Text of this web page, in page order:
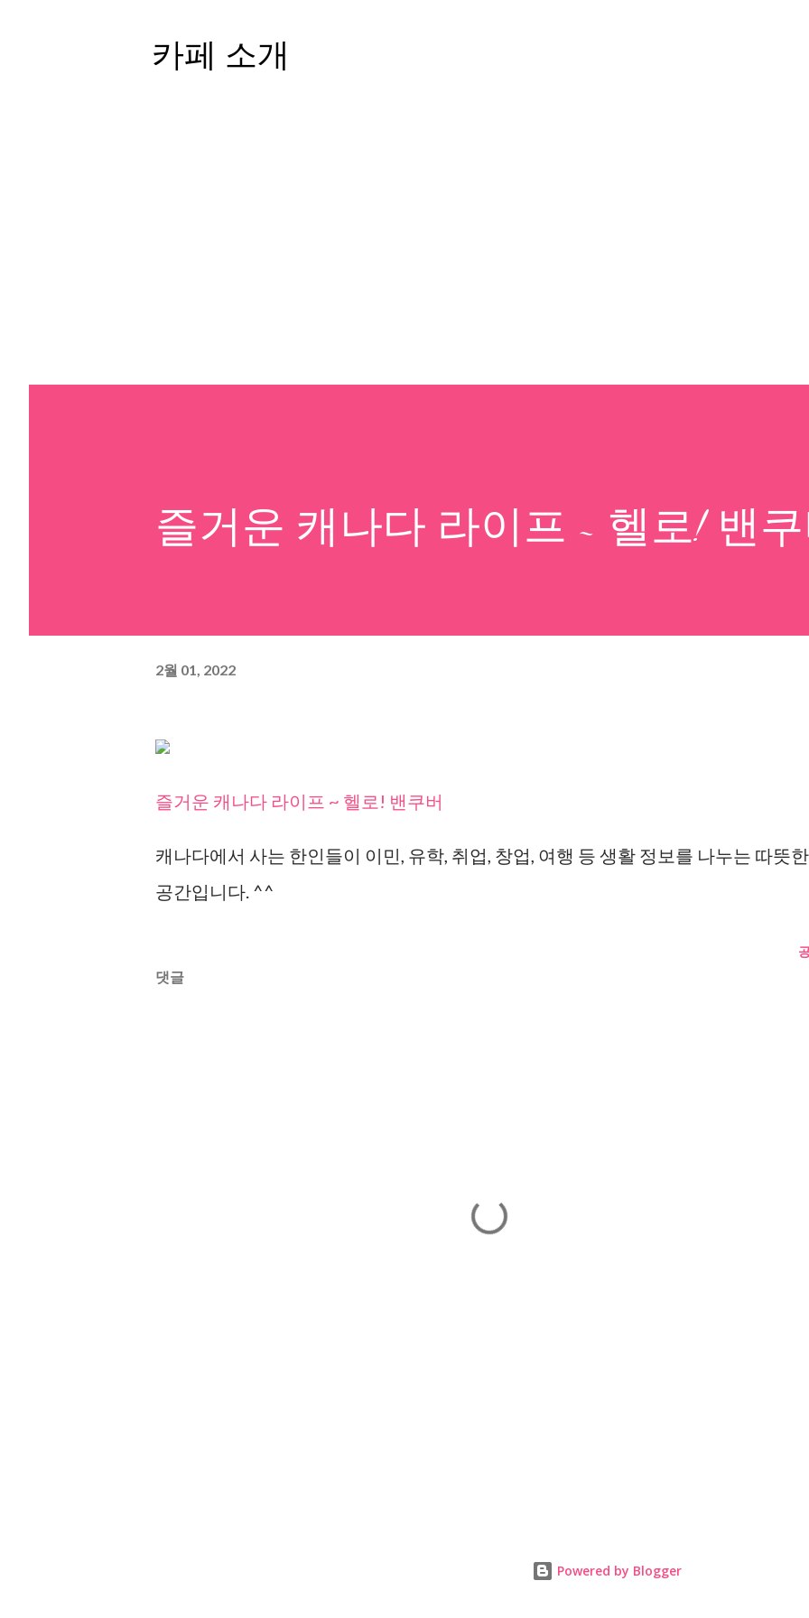
카페 소개
즐거운 캐나다 라이프 ~ 헬로! 밴
2월 01, 2022
즐거운 캐나다 라이프 ~ 헬로! 밴쿠버
캐나다에서 사는 한인들이 이민, 유학, 취업, 창업, 여행 등 생활 정보를 나누는 따뜻한
공간입니다. ^^
댓글
Powered by Blogger